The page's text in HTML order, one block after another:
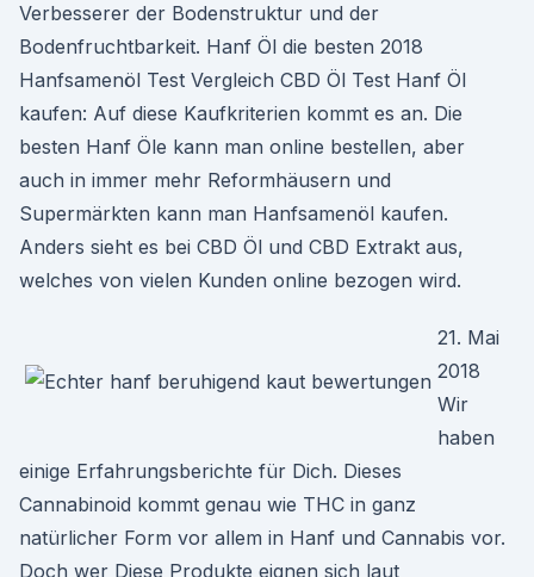
Verbesserer der Bodenstruktur und der
Bodenfruchtbarkeit. Hanf Öl die besten 2018
Hanfsamenöl Test Vergleich CBD Öl Test Hanf Öl
kaufen: Auf diese Kaufkriterien kommt es an. Die
besten Hanf Öle kann man online bestellen, aber
auch in immer mehr Reformhäusern und
Supermärkten kann man Hanfsamenöl kaufen.
Anders sieht es bei CBD Öl und CBD Extrakt aus,
welches von vielen Kunden online bezogen wird.
21. Mai
2018
Wir
haben
einige Erfahrungsberichte für Dich. Dieses
Cannabinoid kommt genau wie THC in ganz
natürlicher Form vor allem in Hanf und Cannabis vor.
Doch wer Diese Produkte eignen sich laut